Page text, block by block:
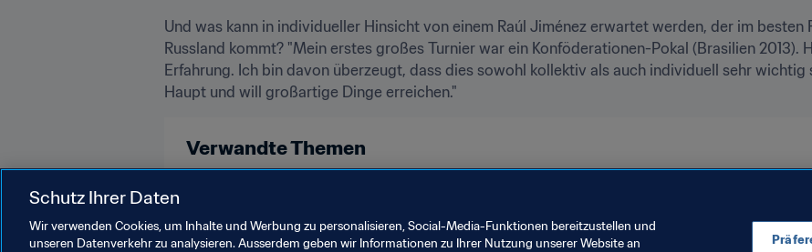
Und was kann in individueller Hinsicht von einem Raúl Jiménez erwartet werden, der im
Russland kommt? "Mein erstes großes Turnier war ein Konföderationen-Pokal (Brasilien 2013).
Erfahrung. Ich bin davon überzeugt, dass dies sowohl kollektiv als auch individuell sehr wichtig
Haupt und will großartige Dinge erreichen."
Verwandte Themen
Schutz Ihrer Daten
Wir verwenden Cookies, um Inhalte und Werbung zu personalisieren, Social-Media-Funktionen bereitzustellen und
unseren Datenverkehr zu analysieren. Ausserdem geben wir Informationen zu Ihrer Nutzung unserer Website an